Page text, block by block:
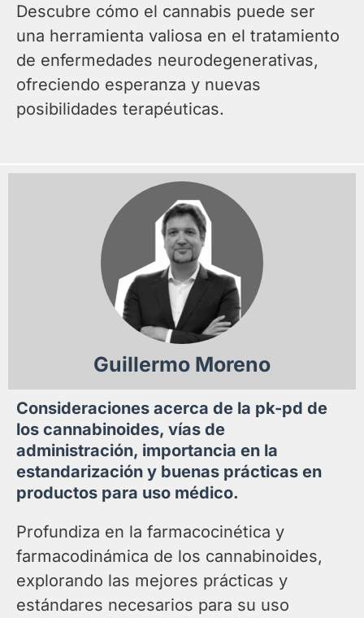
Descubre cómo el cannabis puede ser
una herramienta valiosa en el tratamiento
de enfermedades neurodegenerativas,
ofreciendo esperanza y nuevas
posibilidades terapéuticas.
Guillermo Moreno
Consideraciones acerca de la pk-pd de
los cannabinoides, vías de
administración, importancia en la
estandarización y buenas prácticas en
productos para uso médico.
Profundiza en la farmacocinética y
farmacodinámica de los cannabinoides,
explorando las mejores prácticas y
estándares necesarios para su uso